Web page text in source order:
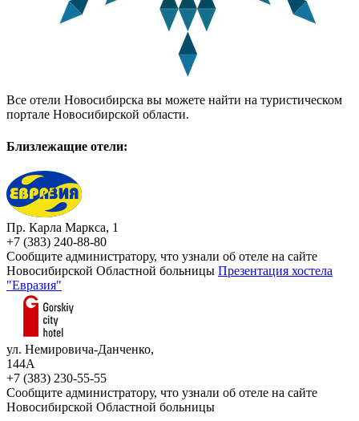
Все отели Новосибирска вы можете найти на туристическом
портале Новосибирской области.
Близлежащие отели:
Пр. Карла Маркса, 1
+7 (383) 240-88-80
Сообщите администратору, что узнали об отеле на сайте
Новосибирской Областной больницы Презентация хостела
"Евразия"
ул. Немировича-Данченко,
144А
+7 (383) 230-55-55
Сообщите администратору, что узнали об отеле на сайте
Новосибирской Областной больницы